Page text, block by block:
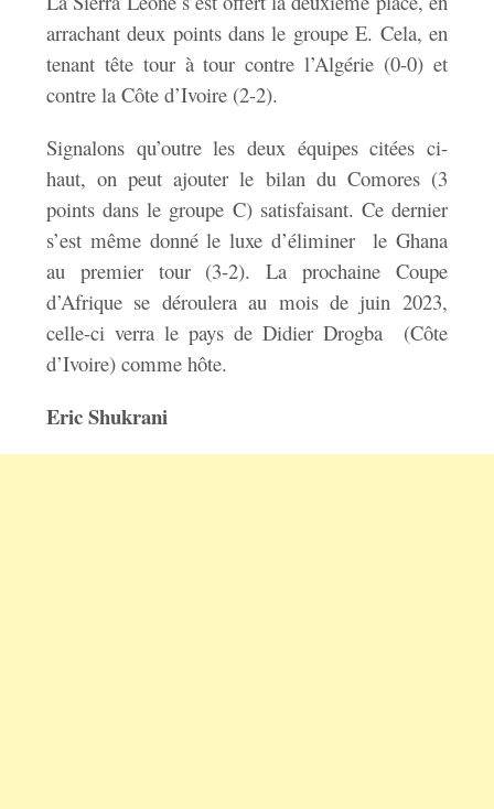
arrachant deux points dans le groupe E. Cela, en
tenant tête tour à tour contre l’Algérie (0-0) et
contre la Côte d’Ivoire (2-2).
Signalons qu’outre les deux équipes citées ci-
haut, on peut ajouter le bilan du Comores (3
points dans le groupe C) satisfaisant. Ce dernier
s’est même donné le luxe d’éliminer le Ghana
au premier tour (3-2). La prochaine Coupe
d’Afrique se déroulera au mois de juin 2023,
celle-ci verra le pays de Didier Drogba (Côte
d’Ivoire) comme hôte.
Eric Shukrani